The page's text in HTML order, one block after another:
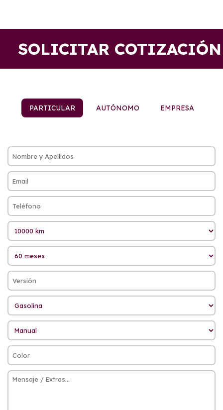
SOLICITAR COTIZACIÓN
PARTICULAR AUTÓNOMO EMPRESA